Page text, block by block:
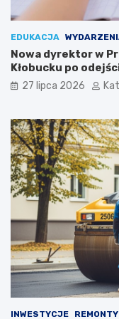
a
k
o
w
e
EDUKACJA
Nowa dyrektor w
Kłobucku po
27 lipca 2026
INWESTYCJE REMONTY